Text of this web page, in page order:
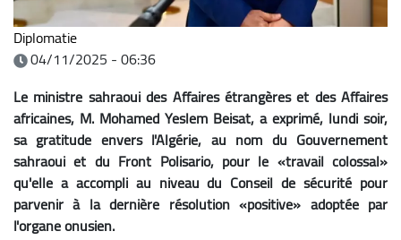
Diplomatie
04/11/2025 - 06:36
Le ministre sahraoui des Affaires étrangères et des Affaires
africaines, M. Mohamed Yeslem Beisat, a exprimé, lundi soir,
sa gratitude envers l'Algérie, au nom du Gouvernement
sahraoui et du Front Polisario, pour le «travail colossal»
qu'elle a accompli au niveau du Conseil de sécurité pour
parvenir à la dernière résolution «positive» adoptée par
l'organe onusien.